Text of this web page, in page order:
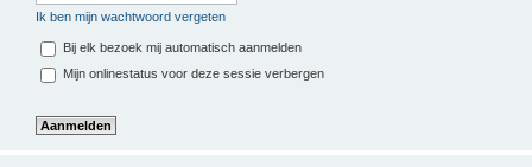
Ik ben mijn wachtwoord vergeten
Bij elk bezoek mij automatisch aanmelden
Mijn onlinestatus voor deze sessie verbergen